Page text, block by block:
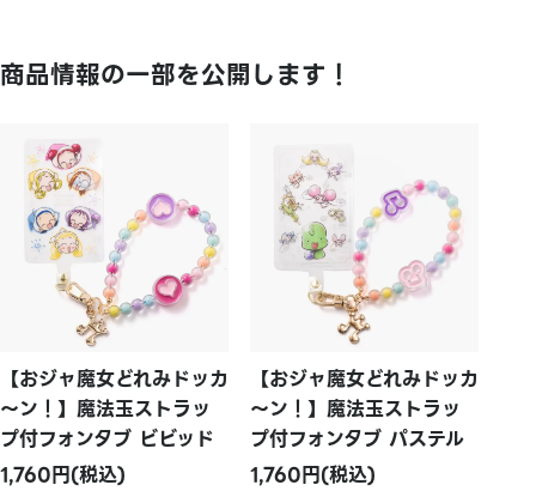
商品情報の一部を公開します！
【おジャ魔女どれみドッカ
～ン！】魔法玉ストラッ
プ付フォンタブ ビビッド
1,760円(税込)
【おジャ魔女どれみドッカ
～ン！】魔法玉ストラッ
プ付フォンタブ パステル
1,760円(税込)